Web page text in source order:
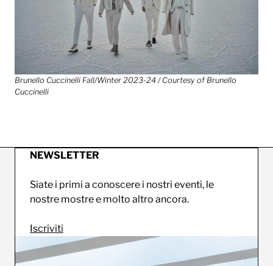
Brunello Cuccinelli Fall/Winter 2023-24 / Courtesy of Brunello
Cuccinelli
NEWSLETTER
Siate i primi a conoscere i nostri eventi, le
nostre mostre e molto altro ancora.
Iscriviti